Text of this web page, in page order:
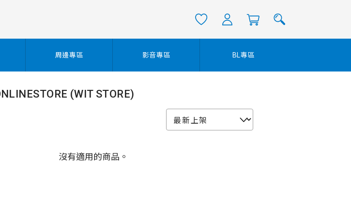
周邊專區 影音專區 BL專區
(WIT STORE)
沒有適用的商品。